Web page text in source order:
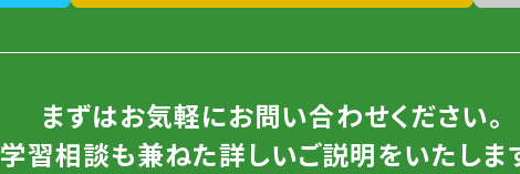
まずはお気軽にお問い合わせください。
学習相談も兼ねた詳しいご説明をいたしま